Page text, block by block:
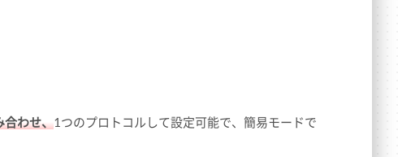
合わせ、1つのプロトコルして設定可能で、簡易モードで